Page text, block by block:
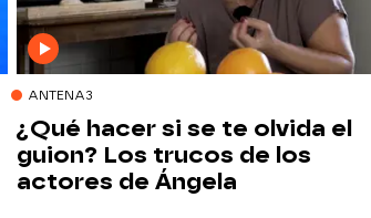
ANTENA3
¿Qué hacer si se te olvida el
guion? Los trucos de los
actores de Ángela